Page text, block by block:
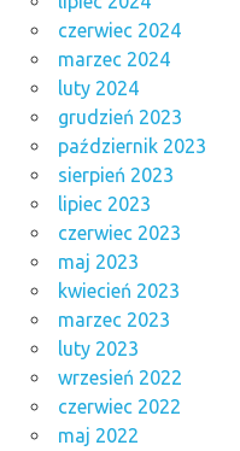
czerwiec 2024
marzec 2024
luty 2024
grudzień 2023
październik 2023
sierpień 2023
lipiec 2023
czerwiec 2023
maj 2023
kwiecień 2023
marzec 2023
luty 2023
wrzesień 2022
czerwiec 2022
maj 2022